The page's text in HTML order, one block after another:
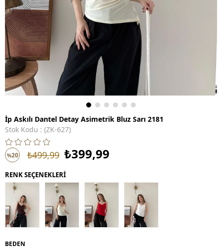
İp Askılı Dantel Detay Asimetrik Bluz Sarı 2181
Stok Kodu
(ZK-627)
%20 ₺499,99 ₺399,99
RENK SEÇENEKLERİ
BEDEN